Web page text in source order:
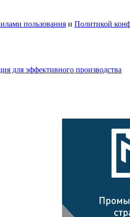
пользования и Политикой
для эффективного производства